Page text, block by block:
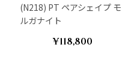
(N218) PT ペアシェイプ モ
ルガナイト
¥118,800